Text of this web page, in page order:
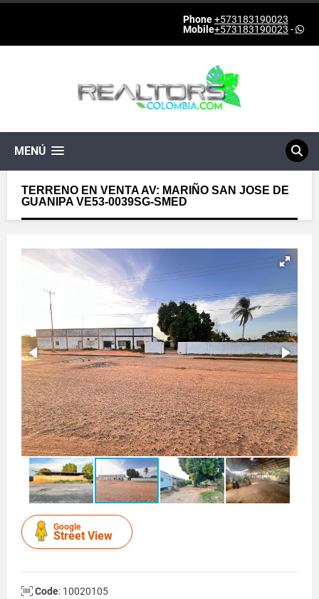
Phone+573183190023
Mobile+573183190023 -
MENÚ
TERRENO EN VENTA AV: MARIÑO SAN JOSE DE
GUANIPA VE53-0039SG-SMED
Google
Street View
Code: 10020105